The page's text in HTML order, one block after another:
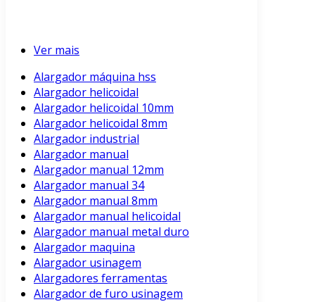
Ver mais
Alargador máquina hss
Alargador helicoidal
Alargador helicoidal 10mm
Alargador helicoidal 8mm
Alargador industrial
Alargador manual
Alargador manual 12mm
Alargador manual 34
Alargador manual 8mm
Alargador manual helicoidal
Alargador manual metal duro
Alargador maquina
Alargador usinagem
Alargadores ferramentas
Alargador de furo usinagem